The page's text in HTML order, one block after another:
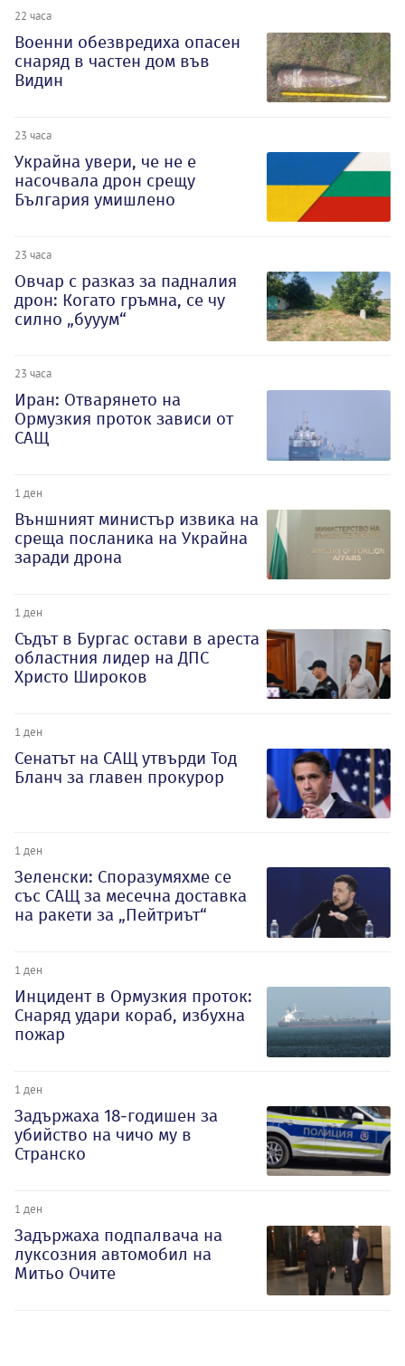
22 часа
Военни обезвредиха опасен
снаряд в частен дом във
Видин
23 часа
Украйна увери, че не е
насочвала дрон срещу
България умишлено
23 часа
Овчар с разказ за падналия
дрон: Когато гръмна, се чу
силно „бууум“
23 часа
Иран: Отварянето на
Ормузкия проток зависи от
САЩ
1 ден
Външният министър извика на
среща посланика на Украйна
заради дрона
1 ден
Съдът в Бургас остави в ареста
областния лидер на ДПС
Христо Широков
1 ден
Сенатът на САЩ утвърди Тод
Бланч за главен прокурор
1 ден
Зеленски: Споразумяхме се
със САЩ за месечна доставка
на ракети за „Пейтриът“
1 ден
Инцидент в Ормузкия проток:
Снаряд удари кораб, избухна
пожар
1 ден
Задържаха 18-годишен за
убийство на чичо му в
Странско
1 ден
Задържаха подпалвача на
луксозния автомобил на
Митьо Очите